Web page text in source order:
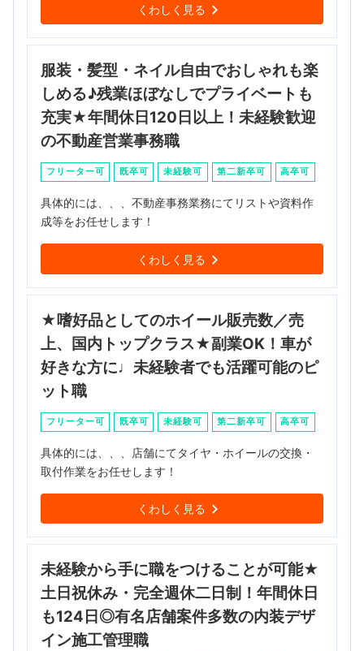
くわしく見る
服装・髪型・ネイル自由でおしゃれも楽
しめる♪残業ほぼなしでプライベートも
充実★年間休日120日以上！未経験歓迎
の不動産営業事務職
フリーター可 既卒可 未経験可 第二新卒可 高卒可
具体的には、、、不動産事務業務にてリストや資料作
成等をお任せします！
くわしく見る
★嗜好品としてのホイール販売数／売
上、国内トップクラス★副業OK！車が
好きな方に♩未経験者でも活躍可能のピ
ット職
フリーター可 既卒可 未経験可 第二新卒可 高卒可
具体的には、、、店舗にてタイヤ・ホイールの交換・
取付作業をお任せします！
くわしく見る
未経験から手に職をつけることが可能★
土日祝休み・完全週休二日制！年間休日
も124日◎有名店舗案件多数の内装デザ
イン施工管理職